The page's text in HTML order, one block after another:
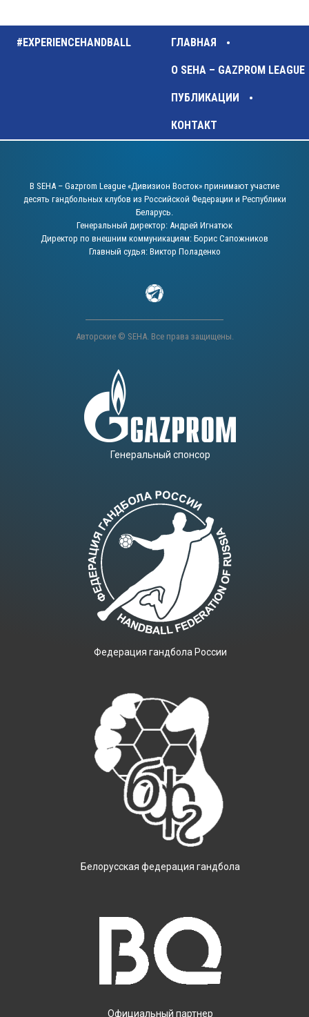
#EXPERIENCEHANDBALL ГЛАВНАЯ
О SEHA – GAZPROM LEAGUE
ПУБЛИКАЦИИ
КОНТАКТ
В SEHA – Gazprom League «Дивизион Восток» принимают участие
десять гандбольных клубов из Российской Федерации и Республики
Беларусь.
Генеральный директор: Андрей Игнатюк
Директор по внешним коммуникациям: Борис Сапожников
Главный судья: Виктор Поладенко
Авторские © SEHA. Все права защищены.
Генеральный спонсор
Фeдерация гандбола России
Белорусская федерация гандбола
Официальный партнер